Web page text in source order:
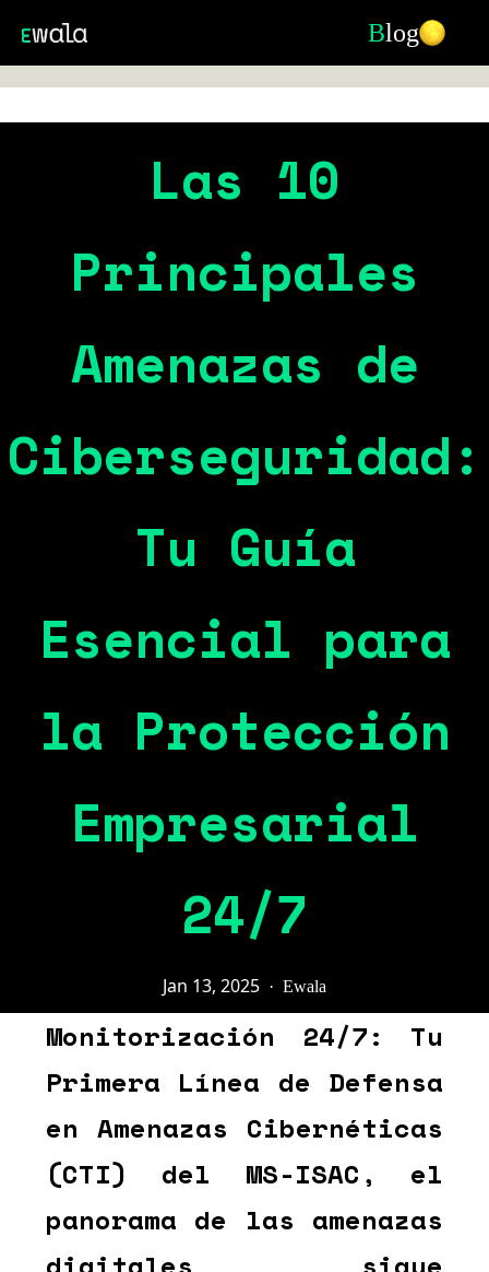
Blog
Las 10
Principales
Amenazas de
Ciberseguridad:
Tu Guía
Esencial para
la Protección
Empresarial
24/7
Jan 13, 2025 · Ewala
Monitorización 24/7: Tu
Primera Línea de Defensa
en Amenazas Cibernéticas
(CTI) del MS-ISAC, el
panorama de las amenazas